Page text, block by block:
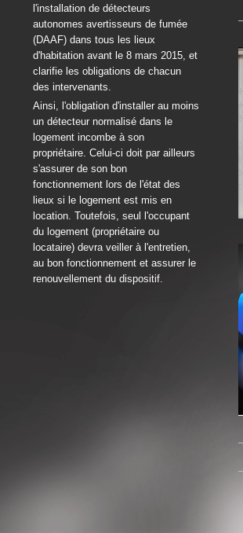
l'installation de détecteurs
autonomes avertisseurs de fumée
(DAAF) dans tous les lieux
d'habitation avant le 8 mars 2015, et
clarifie les obligations de chacun
des intervenants.
Ainsi, l'obligation d'installer au moins
un détecteur normalisé dans le
logement incombe à son
propriétaire. Celui-ci doit par ailleurs
s'assurer de son bon
fonctionnement lors de l'état des
lieux si le logement est mis en
location. Toutefois, seul l'occupant
du logement (propriétaire ou
locataire) devra veiller à l'entretien,
au bon fonctionnement et assurer le
renouvellement du dispositif.